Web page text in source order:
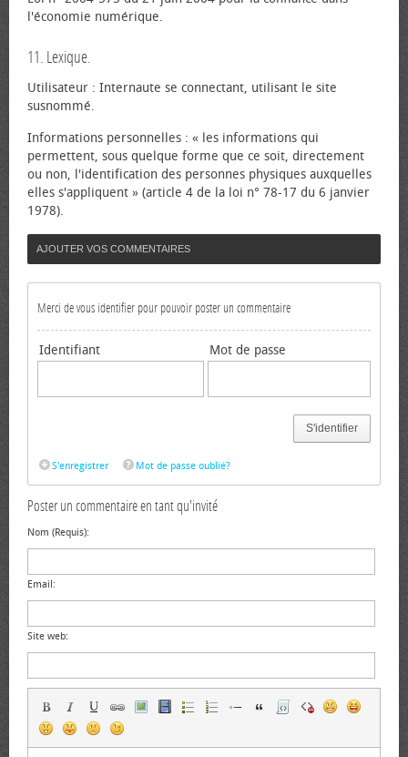
l'économie numérique.
11. Lexique.
Utilisateur : Internaute se connectant, utilisant le site
susnommé.
Informations personnelles : « les informations qui
permettent, sous quelque forme que ce soit, directement
ou non, l'identification des personnes physiques auxquelles
elles s'appliquent » (article 4 de la loi n° 78-17 du 6 janvier
1978).
AJOUTER VOS COMMENTAIRES
Merci de vous identifier pour pouvoir poster un commentaire
Identifiant Mot de passe
S'identifier
S'enregistrer Mot de passe oublié?
Poster un commentaire en tant qu'invité
Nom (Requis):
Email:
Site web: